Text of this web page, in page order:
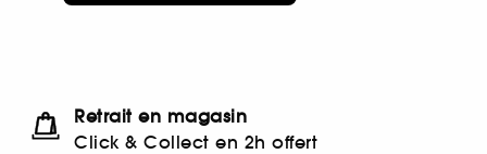
Retrait en magasin
Click & Collect en 2h offert